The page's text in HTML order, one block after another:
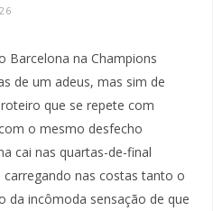
Barcelona na Champions
de um adeus, mas sim de
que se repete com
o mesmo desfecho
cai nas quartas-de-final
nas costas tanto o
da incômoda sensação de que